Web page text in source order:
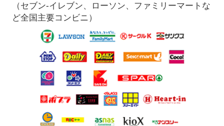
（セブン-イレブン、ローソン、ファミリーマートな
ど全国主要コンビニ）